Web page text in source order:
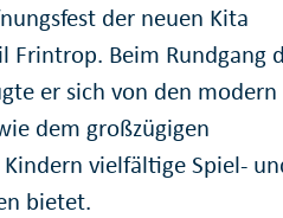
der neuen Kita
Frintrop. Beim Rundgang
er sich von den modern
dem großzügigen
vielfältige Spiel-
bietet.